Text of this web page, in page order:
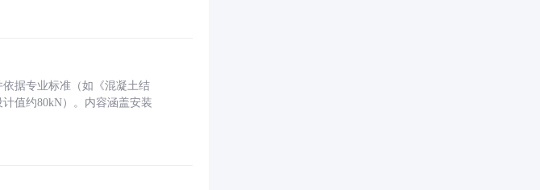
据专业标准（如《混凝土结
值约80kN）。内容涵盖安装